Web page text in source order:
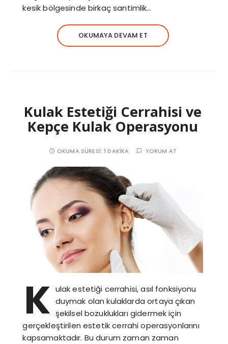
kesik bölgesinde birkaç santimlik…
OKUMAYA DEVAM ET
Kulak Estetiği Cerrahisi ve
Kepçe Kulak Operasyonu
OKUMA SÜRESI:1 DAKIKA YORUM AT
K ulak estetiği cerrahisi, asıl fonksiyonu
duymak olan kulaklarda ortaya çıkan
şekilsel bozuklukları gidermek için
gerçekleştirilen estetik cerrahi operasyonlarını
kapsamaktadır. Bu durum zaman zaman